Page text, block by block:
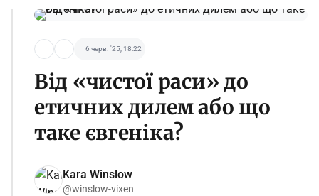
6 черв. '25, 18:22
Від «чистої раси» до
етичних дилем або що
таке євгеніка?
Kara Winslow
@winslow-vixen